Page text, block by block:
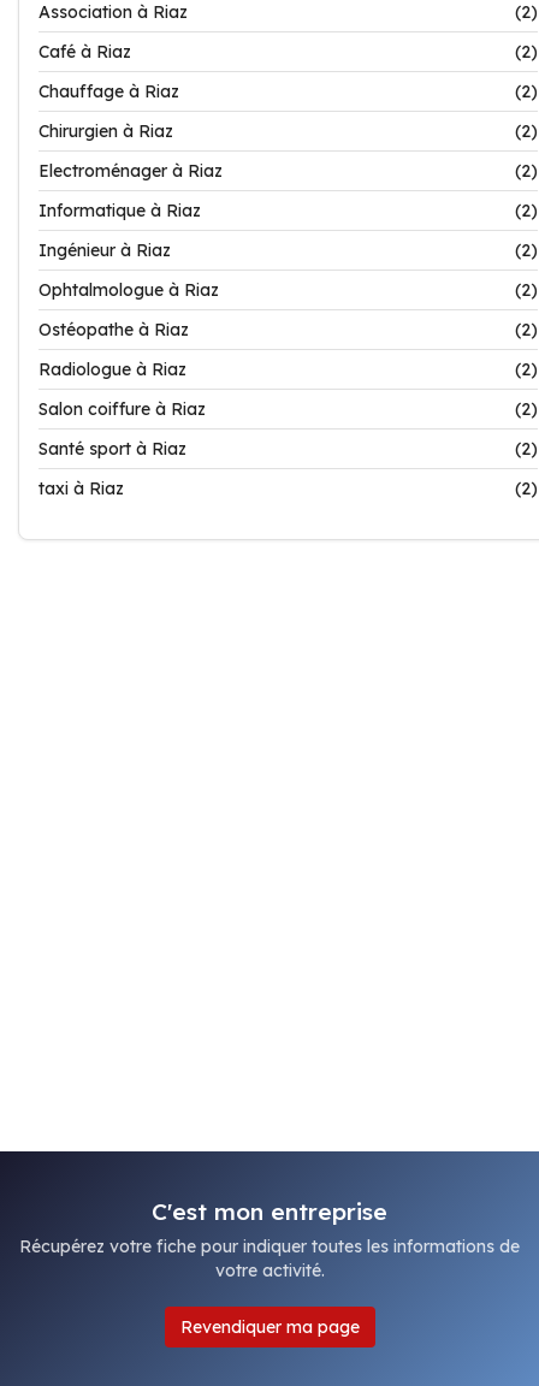
Association à Riaz
(2)
Café à Riaz
(2)
Chauffage à Riaz
(2)
Chirurgien à Riaz
(2)
Electroménager à Riaz
(2)
Informatique à Riaz
(2)
Ingénieur à Riaz
(2)
Ophtalmologue à Riaz
(2)
Ostéopathe à Riaz
(2)
Radiologue à Riaz
(2)
Salon coiffure à Riaz
(2)
Santé sport à Riaz
(2)
taxi à Riaz
(2)
C'est mon entreprise
Récupérez votre fiche pour indiquer toutes les informations de
votre activité.
Revendiquer ma page